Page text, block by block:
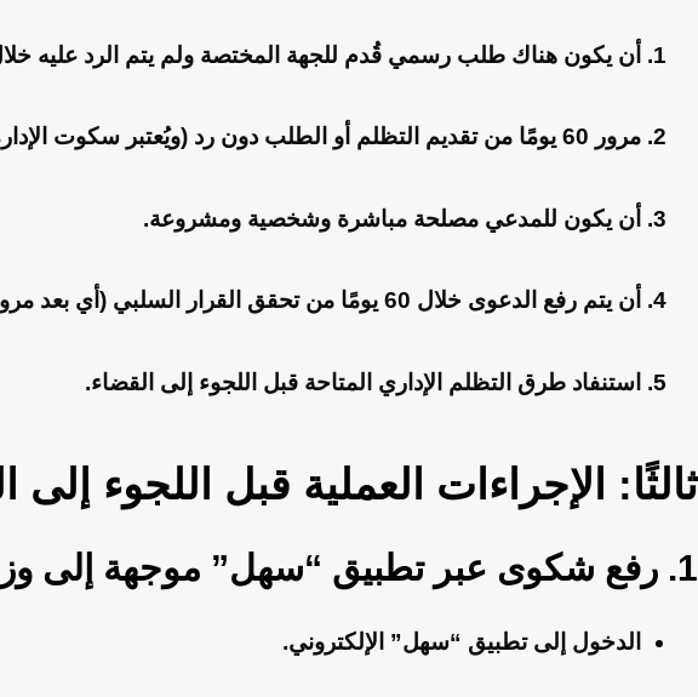
أن يكون هناك طلب رسمي قُدم للجهة المختصة ولم يتم الرد عليه
مرور 60 يومًا من تقديم التظلم أو الطلب دون رد (ويُعتبر سكوت
أن يكون للمدعي مصلحة مباشرة وشخصية ومشروعة.
أن يتم رفع الدعوى خلال 60 يومًا من تحقق القرار السلبي (أي بعد مرور 60 يومًا من السكوت)
استنفاد طرق التظلم الإداري المتاحة قبل اللجوء إلى القضاء.
ثالثًا: الإجراءات العملية قبل اللجوء إلى
1. رفع شكوى عبر تطبيق “سهل” موجهة إلى
الدخول إلى تطبيق “سهل” الإلكتروني.